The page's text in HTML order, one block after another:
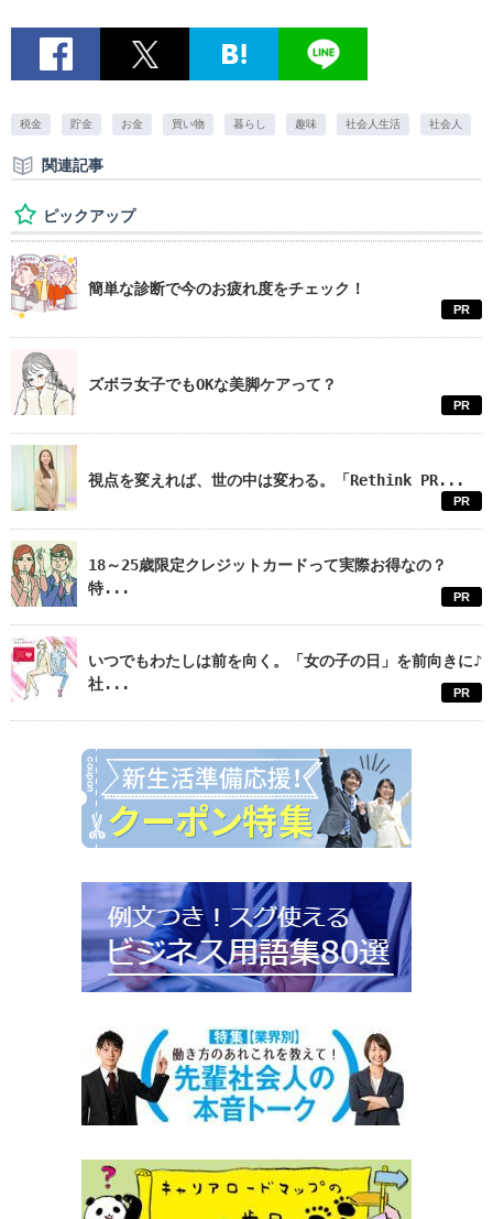
税金 貯金 お金 買い物 暮らし 趣味 社会人生活 社会人
関連記事
ピックアップ
簡単な診断で今のお疲れ度をチェック！
PR
ズボラ女子でもOKな美脚ケアって？
PR
視点を変えれば、世の中は変わる。「Rethink PR...
PR
18～25歳限定クレジットカードって実際お得なの？
特...
PR
いつでもわたしは前を向く。「女の子の日」を前向きに♪
社...
PR